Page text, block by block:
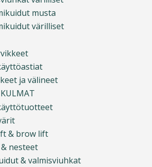
musta
värilliset
ja välineet
& brow lift
nesteet
& valmisviuhkat